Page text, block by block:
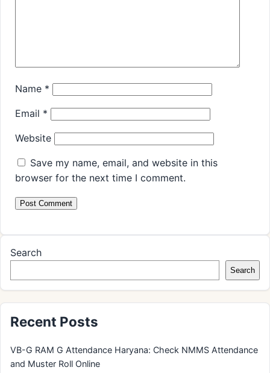
Name *
Email *
Website
Save my name, email, and website in this
browser for the next time I comment.
Search
Search
Recent Posts
VB-G RAM G Attendance Haryana: Check NMMS Attendance
and Muster Roll Online